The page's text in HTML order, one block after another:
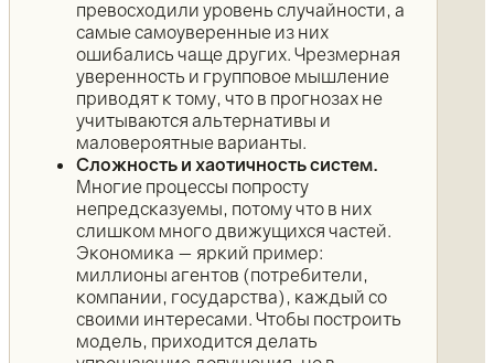
превосходили уровень случайности, а
самые самоуверенные из них
ошибались чаще других. Чрезмерная
уверенность и групповое мышление
приводят к тому, что в прогнозах не
учитываются альтернативы и
маловероятные варианты.
Сложность и хаотичность систем.
Многие процессы попросту
непредсказуемы, потому что в них
слишком много движущихся частей.
Экономика — яркий пример:
миллионы агентов (потребители,
компании, государства), каждый со
своими интересами. Чтобы построить
модель, приходится делать